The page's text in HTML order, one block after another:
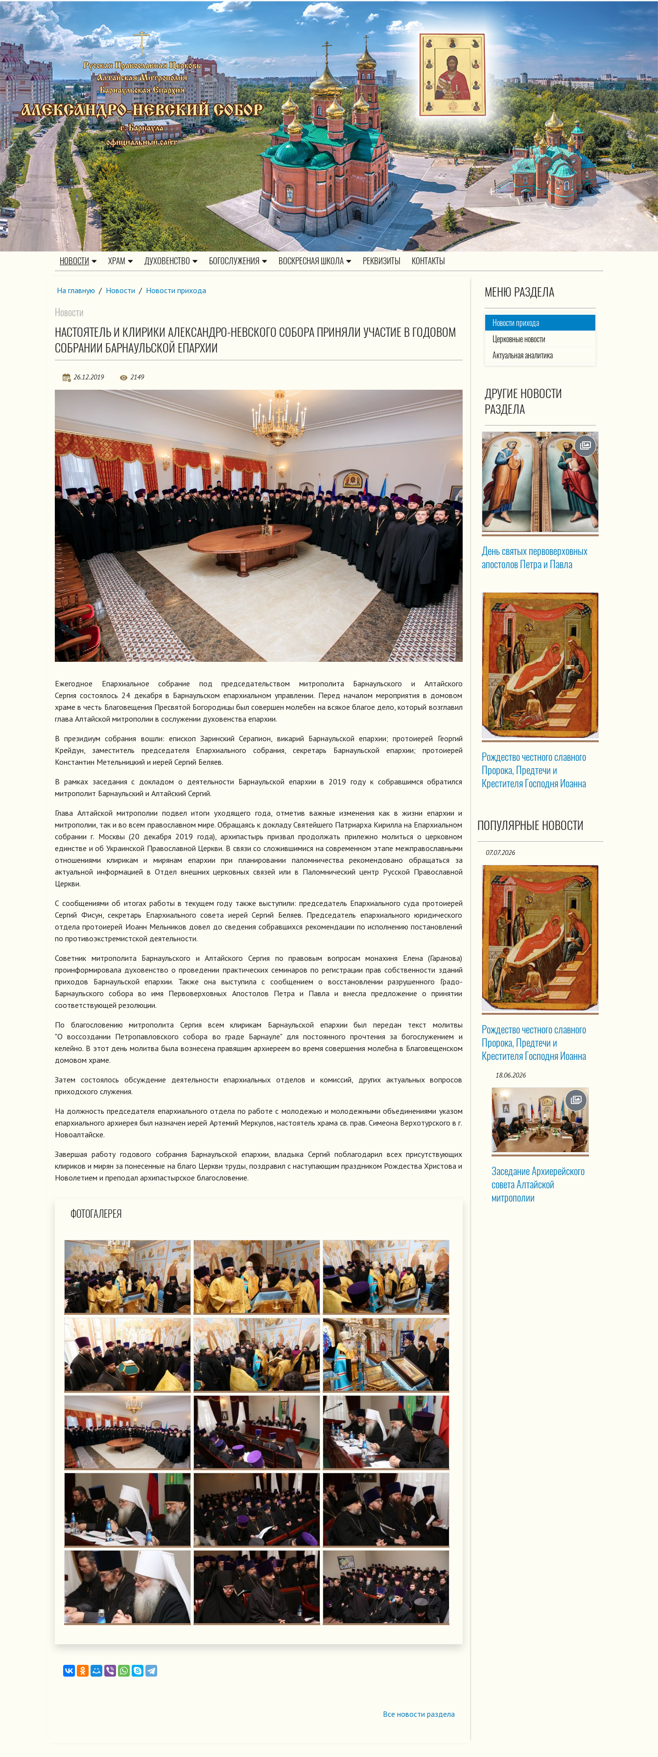
НОВОСТИ ХРАМ ДУХОВЕНСТВО БОГОСЛУЖЕНИЯ ВОСКРЕСНАЯ ШКОЛА РЕКВИЗИТЫ КОНТАКТЫ
На главную / Новости / Новости прихода
Новости
НАСТОЯТЕЛЬ И КЛИРИКИ АЛЕКСАНДРО-НЕВСКОГО СОБОРА ПРИНЯЛИ УЧАСТИЕ В ГОДОВОМ
СОБРАНИИ БАРНАУЛЬСКОЙ ЕПАРХИИ
26.12.2019 2149
Ежегодное Епархиальное собрание под председательством митрополита Барнаульского и Алтайского
Сергия состоялось 24 декабря в Барнаульском епархиальном управлении. Перед началом мероприятия в домовом
храме в честь Благовещения Пресвятой Богородицы был совершен молебен на всякое благое дело, который возглавил
глава Алтайской митрополии в сослужении духовенства епархии.
В президиум собрания вошли: епископ Заринский Серапион, викарий Барнаульской епархии; протоиерей Георгий
Крейдун, заместитель председателя Епархиального собрания, секретарь Барнаульской епархии; протоиерей
Константин Метельницкий и иерей Сергий Беляев.
В рамках заседания с докладом о деятельности Барнаульской епархии в 2019 году к собравшимся обратился
митрополит Барнаульский и Алтайский Сергий.
Глава Алтайской митрополии подвел итоги уходящего года, отметив важные изменения как в жизни епархии и
митрополии, так и во всем православном мире. Обращаясь к докладу Святейшего Патриарха Кирилла на Епархиальном
собрании г. Москвы (20 декабря 2019 года), архипастырь призвал продолжать прилежно молиться о церковном
единстве и об Украинской Православной Церкви. В связи со сложившимися на современном этапе межправославными
отношениями клирикам и мирянам епархии при планировании паломничества рекомендовано обращаться за
актуальной информацией в Отдел внешних церковных связей или в Паломнический центр Русской Православной
Церкви.
С сообщениями об итогах работы в текущем году также выступили: председатель Епархиального суда протоиерей
Сергий Фисун, секретарь Епархиального совета иерей Сергий Беляев. Председатель епархиального юридического
отдела протоиерей Иоанн Мельников довел до сведения собравшихся рекомендации по исполнению постановлений
по противоэкстремистской деятельности.
Советник митрополита Барнаульского и Алтайского Сергия по правовым вопросам монахиня Елена (Гаранова)
проинформировала духовенство о проведении практических семинаров по регистрации прав собственности зданий
приходов Барнаульской епархии. Также она выступила с сообщением о восстановлении разрушенного Градо-
Барнаульского собора во имя Первоверховных Апостолов Петра и Павла и внесла предложение о принятии
соответствующей резолюции.
По благословению митрополита Сергия всем клирикам Барнаульской епархии был передан текст молитвы
"О воссоздании Петропавловского собора во граде Барнауле" для постоянного прочтения за богослужением и
келейно. В этот день молитва была вознесена правящим архиереем во время совершения молебна в Благовещенском
домовом храме.
Затем состоялось обсуждение деятельности епархиальных отделов и комиссий, других актуальных вопросов
приходского служения.
На должность председателя епархиального отдела по работе с молодежью и молодежными объединениями указом
епархиального архиерея был назначен иерей Артемий Меркулов, настоятель храма св. прав. Симеона Верхотурского в г.
Новоалтайске.
Завершая работу годового собрания Барнаульской епархии, владыка Сергий поблагодарил всех присутствующих
клириков и мирян за понесенные на благо Церкви труды, поздравил с наступающим праздником Рождества Христова и
Новолетием и преподал архипастырское благословение.
ФОТОГАЛЕРЕЯ
Все новости раздела
МЕНЮ РАЗДЕЛА
Новости прихода
Церковные новости
Актуальная аналитика
ДРУГИЕ НОВОСТИ
РАЗДЕЛА
День святых первоверховных
апостолов Петра и Павла
Рождество честного славного
Пророка, Предтечи и
Крестителя Господня Иоанна
ПОПУЛЯРНЫЕ НОВОСТИ
07.07.2026
Рождество честного славного
Пророка, Предтечи и
Крестителя Господня Иоанна
18.06.2026
Заседание Архиерейского
совета Алтайской
митрополии